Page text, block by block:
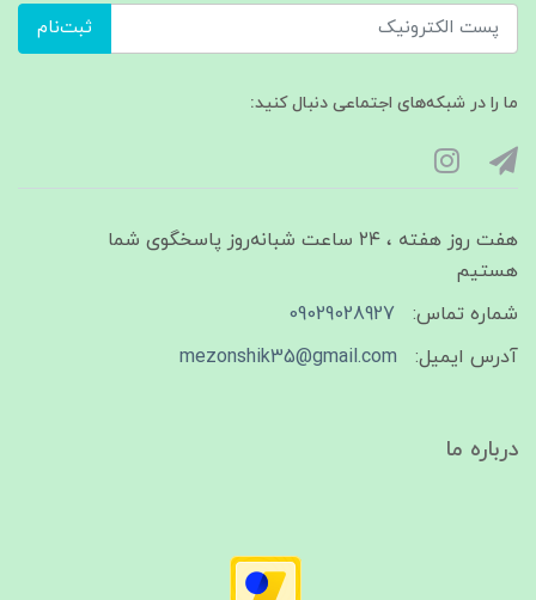
ثبت‌نام
ما را در شبکه‌های اجتماعی دنبال کنید:
هفت روز هفته ، ۲۴ ساعت شبانه‌روز پاسخگوی شما
هستیم
شماره تماس:
09029028927
آدرس ایمیل:
mezonshik35@gmail.com
درباره ما